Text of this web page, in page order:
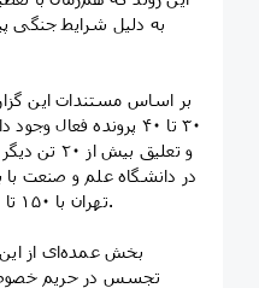
به دلیل شرایط جنگی
بر اساس مستندات این
و تعلیق
تهران با ۱۵۰ تا ۲۰۰ پرونده در حال پیگیری است.
بخش عمده‌ای از این
تجسس در حریم